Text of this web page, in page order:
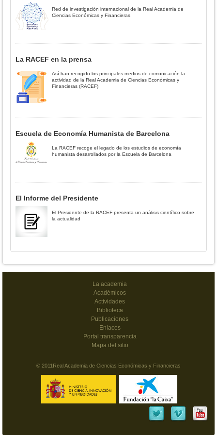
Red de investigación internacional de la Real Academia de
Ciencias Económicas y Financieras
La RACEF en la prensa
Así han recogido los principales medios de comunicación la
actividad de la Real Academia de Ciencias Económicas y
Financieras (RACEF)
Escuela de Economía Humanista de Barcelona
La RACEF recoge el legado de los estudios de economía
humanista desarrollados por la Escuela de Barcelona
El Informe del Presidente
El Presidente de la RACEF presenta un análisis científico sobre
la actualidad
La academia
Académicos
Actividades
Biblioteca
Publicaciones
Enlaces
Portal transparencia
Mapa del sitio
© 2011Real Academia de Ciencias Económicas y Financieras